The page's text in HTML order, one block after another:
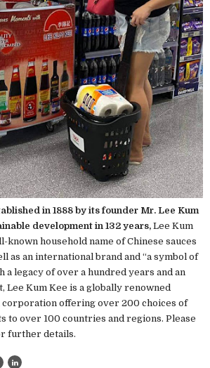
in 1888 by its founder Mr. Lee Kum
development in 132 years, Lee Kum
known household name of Chinese sauces
as an international brand and “a symbol of
a legacy of over a hundred years and an
Kum Kee is a globally renowned
corporation offering over 200 choices of
to over 100 countries and regions. Please
further details.